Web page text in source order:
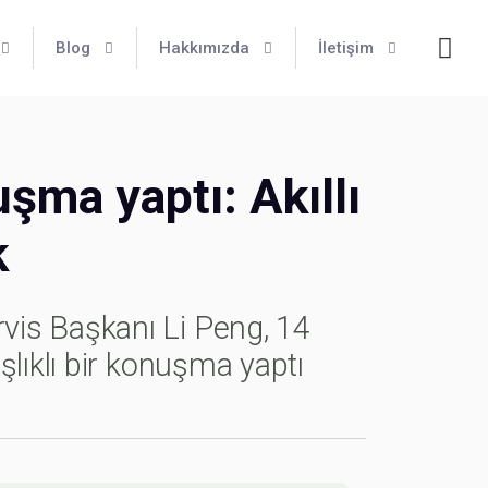
Blog Hakkımızda İletişim
yaptı: Akıllı
Başkanı Li Peng, 14
bir konuşma yaptı